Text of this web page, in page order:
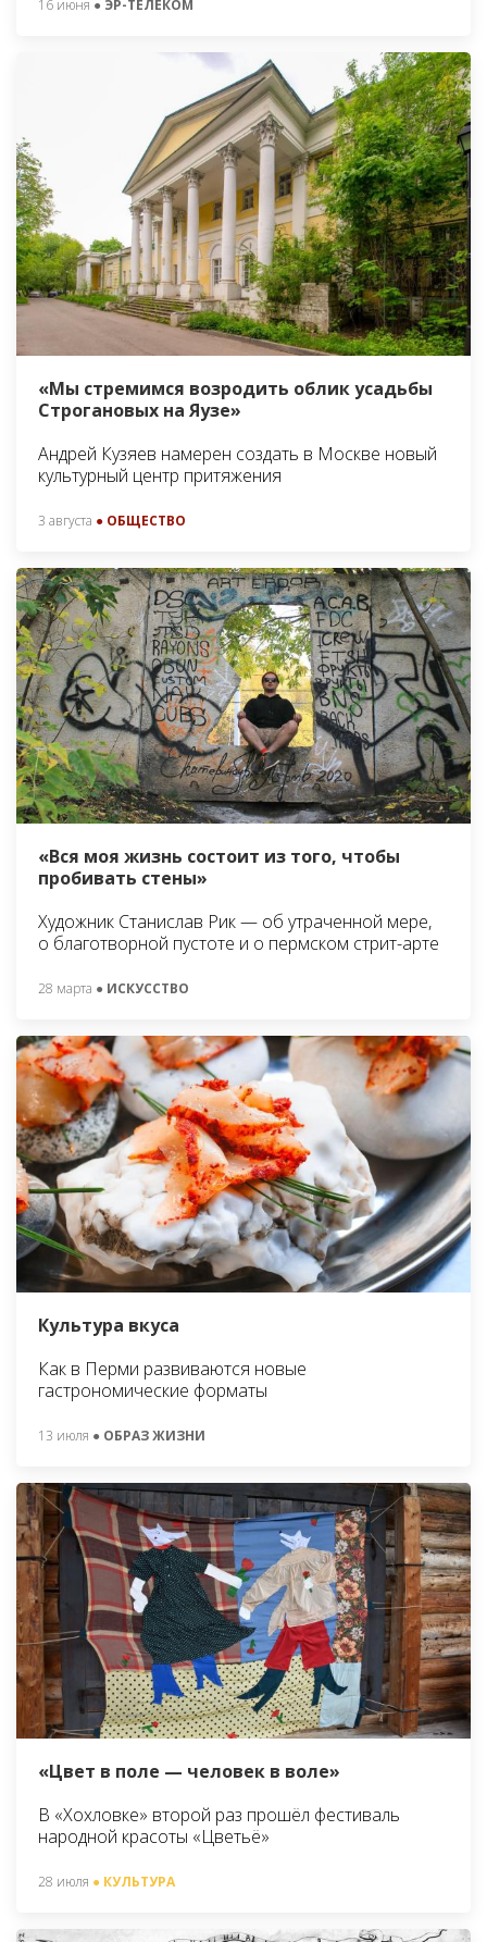
16 июня ● ЭР-ТЕЛЕКОМ
«Мы стремимся возродить облик усадьбы
Строгановых на Яузе»
Андрей Кузяев намерен создать в Москве новый
культурный центр притяжения
3 августа ● ОБЩЕСТВО
«Вся моя жизнь состоит из того, чтобы
пробивать стены»
Художник Станислав Рик — об утраченной мере,
о благотворной пустоте и о пермском стрит-арте
28 марта ● ИСКУССТВО
Культура вкуса
Как в Перми развиваются новые
гастрономические форматы
13 июля ● ОБРАЗ ЖИЗНИ
«Цвет в поле — человек в воле»
В «Хохловке» второй раз прошёл фестиваль
народной красоты «Цветьё»
28 июля ● КУЛЬТУРА